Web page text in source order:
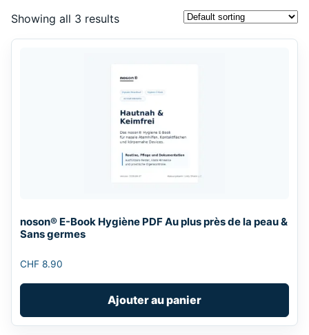
Showing all 3 results
noson® E-Book Hygiène PDF Au plus près de la peau &
Sans germes
CHF 8.90
Ajouter au panier